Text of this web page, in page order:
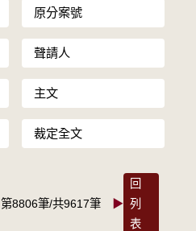
原分案號
聲請人
主文
裁定全文
第8806筆/共9617筆 ▶
回
列
表